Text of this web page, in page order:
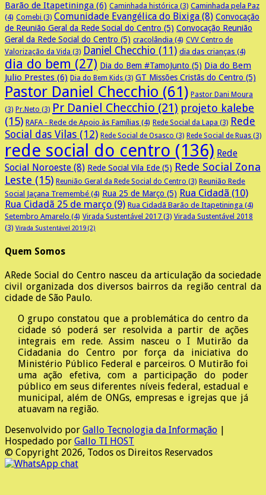
Barão de Itapetininga (6) Caminhada histórica (3) Caminhada pela Paz
(4) Comebi (3) Comunidade Evangélica do Bixiga (8) Convocação
de Reunião Geral da Rede Social do Centro (5) Convocação Reunião
Geral da Rede Social do Centro (5) cracolândia (4) CVV Centro de
Valorização da Vida (3) Daniel Checchio (11) dia das crianças (4)
dia do bem (27) Dia do Bem #TamoJunto (5) Dia do Bem
Julio Prestes (6) Dia do Bem Kids (3) GT Missões Cristãs do Centro (5)
Pastor Daniel Checchio (61) Pastor Dani Moura
(3) Pr.Neto (3) Pr Daniel Checchio (21) projeto kalebe
(15) RAFA - Rede de Apoio às Famílias (4) Rede Social da Lapa (3) Rede
Social das Vilas (12) Rede Social de Osasco (3) Rede Social de Ruas (3)
rede social do centro (136) Rede
Social Noroeste (8) Rede Social Vila Ede (5) Rede Social Zona
Leste (15) Reunião Geral da Rede Social do Centro (3) Reunião Rede
Social Jaçana Tremembé (4) Rua 25 de Março (5) Rua Cidadã (10)
Rua Cidadã 25 de março (9) Rua Cidadã Barão de Itapetininga (4)
Setembro Amarelo (4) Virada Sustentável 2017 (3) Virada Sustentável 2018
(3) Virada Sustentável 2019 (2)
Quem Somos
ARede Social do Centro nasceu da articulação da sociedade
civil organizada dos diversos bairros da região central da
cidade de São Paulo.
O grupo constatou que a problemática do centro da
cidade só poderá ser resolvida a partir de ações
integrais em rede. Assim nasceu o I Mutirão da
Cidadania do Centro por força da iniciativa do
Ministério Público Federal e parceiros. O Mutirão foi
uma ação efetiva, com a participação do poder
público em seus diferentes níveis federal, estadual e
municipal, além de ONGs, empresas e igrejas que já
atuavam na região.
Desenvolvido por Gallo Tecnologia da Informação |
Hospedado por Gallo TI HOST
© Copyright 2026, Todos os Direitos Reservados